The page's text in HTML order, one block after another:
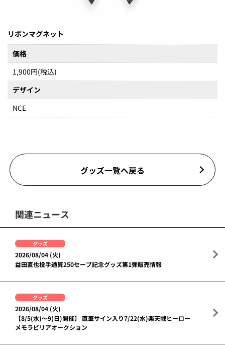
リボンマグネット
価格
1,900円(税込)
デザイン
NCE
グッズ一覧へ戻る
関連ニュース
グッズ
2026/08/04 (火)
益田直也投手通算250セーブ記念グッズ第1弾販売情報
グッズ
2026/08/04 (火)
【8/5(水)～9(日)開催】 直筆サイン入り7/22(水)楽天戦ヒーロー
メモラビリアオークション